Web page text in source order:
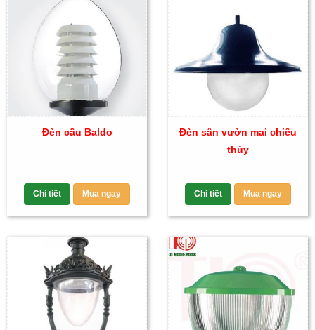
Đèn cầu Baldo
Chi tiết Mua ngay
Đèn sân vườn mai chiếu
thủy
Chi tiết Mua ngay